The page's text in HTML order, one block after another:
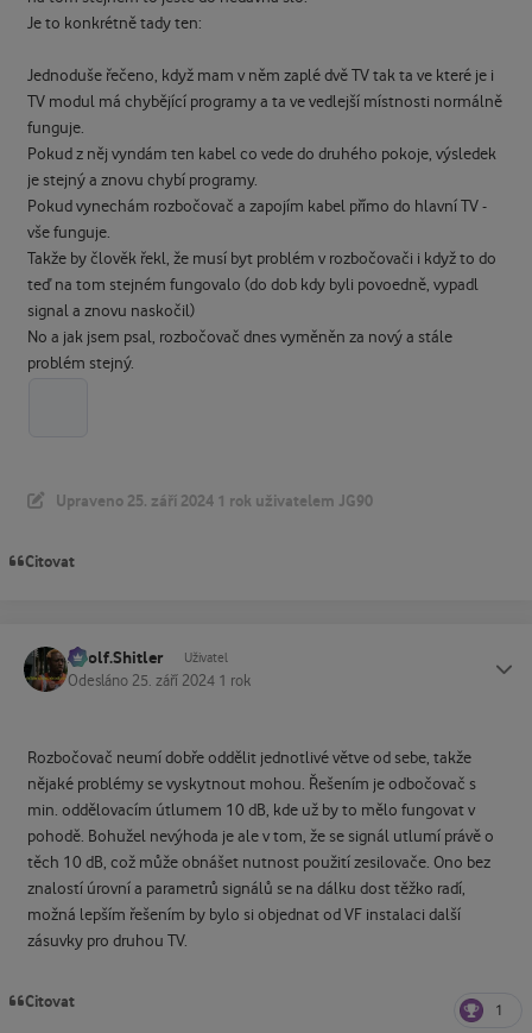
Je to konkrétně tady ten:
Jednoduše řečeno, když mam v něm zaplé dvě TV tak ta ve které je i
TV modul má chybějící programy a ta ve vedlejší místnosti normálně
funguje.
Pokud z něj vyndám ten kabel co vede do druhého pokoje, výsledek
je stejný a znovu chybí programy.
Pokud vynechám rozbočovač a zapojím kabel přímo do hlavní TV -
vše funguje.
Takže by člověk řekl, že musí byt problém v rozbočovači i když to do
teď na tom stejném fungovalo (do dob kdy byli povoedně, vypadl
signal a znovu naskočil)
No a jak jsem psal, rozbočovač dnes vyměněn za nový a stále
problém stejný.
Upraveno 25. září 2024 1 rok uživatelem JG90
Citovat
Adolf.Shitler Uživatel
Odesláno 25. září 2024 1 rok
Rozbočovač neumí dobře oddělit jednotlivé větve od sebe, takže
nějaké problémy se vyskytnout mohou. Řešením je odbočovač s
min. oddělovacím útlumem 10 dB, kde už by to mělo fungovat v
pohodě. Bohužel nevýhoda je ale v tom, že se signál utlumí právě o
těch 10 dB, což může obnášet nutnost použití zesilovače. Ono bez
znalostí úrovní a parametrů signálů se na dálku dost těžko radí,
možná lepším řešením by bylo si objednat od VF instalaci další
zásuvky pro druhou TV.
Citovat 1